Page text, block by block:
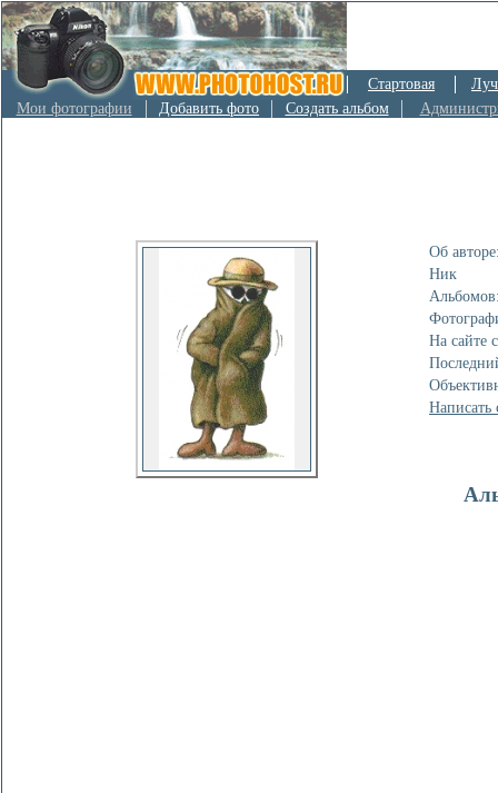
Стартовая
Мои фотографии
Добавить фото Создать альбом
Об
Ник
На сайте
Написать